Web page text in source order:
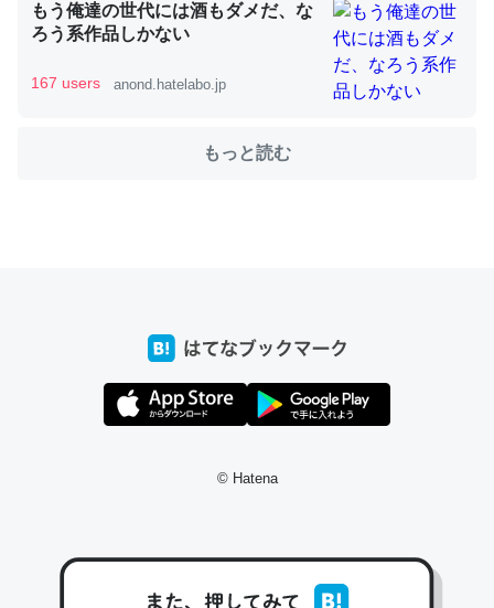
これ見て生きてるなって分かる。
─たまにLINEするくらいだった遠方の父67歳と僕。ITツール導入で
コミュニケーションが劇的に変化した｜tayorini by LIFULL介護
コミュニケーションが劇的に変化した｜tayorini by LIFULL介護
私も3年前ぐらいに祖母の家に設置した。ポケットWifiみ
https://toyoshi.hatenablog.com/entry/2019/05/15/1805
もう俺達の世代には酒もダメだ、な
ろう系作品しかない
167 users anond.hatelabo.jp
もっと読む
© Hatena